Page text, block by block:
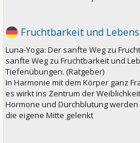
Fruchtbarkeit und
Luna-Yoga: Der sanfte Weg zu
sanfte Weg zu Fruchtbarkeit und
Tiefenübungen. (Ratgeber)
In Harmonie mit dem Körper ganz
es wirkt ins Zentrum der
Hormone und Durchblutung
die eigene Mitte gelenkt